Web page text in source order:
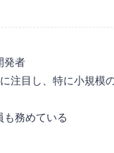
発者
注目し、特に小規模
も務めている